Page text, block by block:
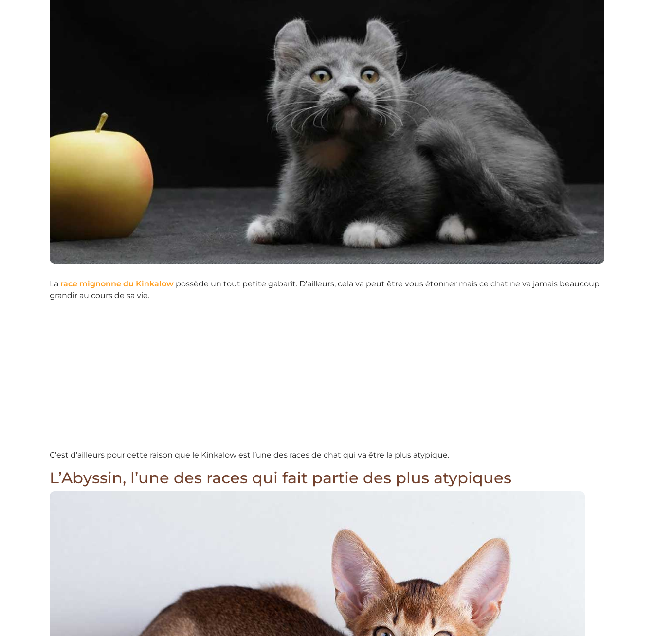
La race mignonne du Kinkalow possède un tout petite gabarit. D’ailleurs, cela va peut être vous étonner mais ce chat ne va jamais beaucoup
grandir au cours de sa vie.
C’est d’ailleurs pour cette raison que le Kinkalow est l’une des races de chat qui va être la plus atypique.
L’Abyssin, l’une des races qui fait partie des plus atypiques